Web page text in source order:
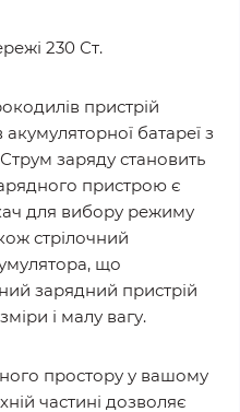
230 Ст.
пристрій
батареї з
заряду становить
пристрою є
для вибору режиму
стрілочний
що
зарядний пристрій
і малу вагу.
простору у вашому
частині дозволяє